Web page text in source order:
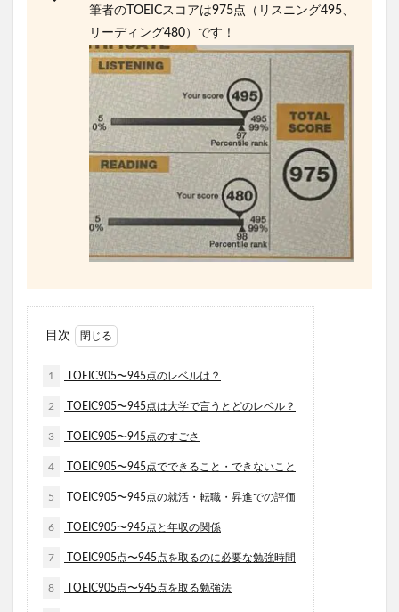
筆者のTOEICスコアは975点（リスニング495、
リーディング480）です！
目次
1 TOEIC905〜945点のレベルは？
2 TOEIC905〜945点は大学で言うとどのレベル？
3 TOEIC905〜945点のすごさ
4 TOEIC905〜945点でできること・できないこと
5 TOEIC905〜945点の就活・転職・昇進での評価
6 TOEIC905〜945点と年収の関係
7 TOEIC905点〜945点を取るのに必要な勉強時間
8 TOEIC905点〜945点を取る勉強法